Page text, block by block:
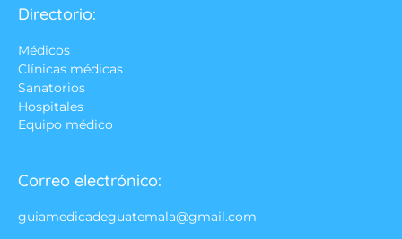
Directorio:
Médicos
Clínicas médicas
Sanatorios
Hospitales
Equipo médico
Correo electrónico:
guiamedicadeguatemala@gmail.com